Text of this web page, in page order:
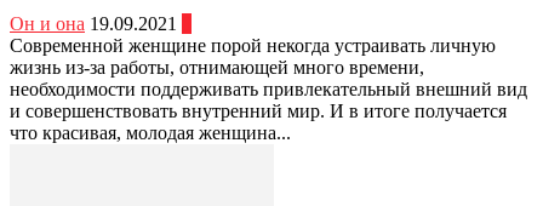
Он и она 19.09.2021
Современной женщине порой некогда устраивать личную
жизнь из-за работы, отнимающей много времени,
необходимости поддерживать привлекательный внешний вид
и совершенствовать внутренний мир. И в итоге получается
что красивая, молодая женщина...